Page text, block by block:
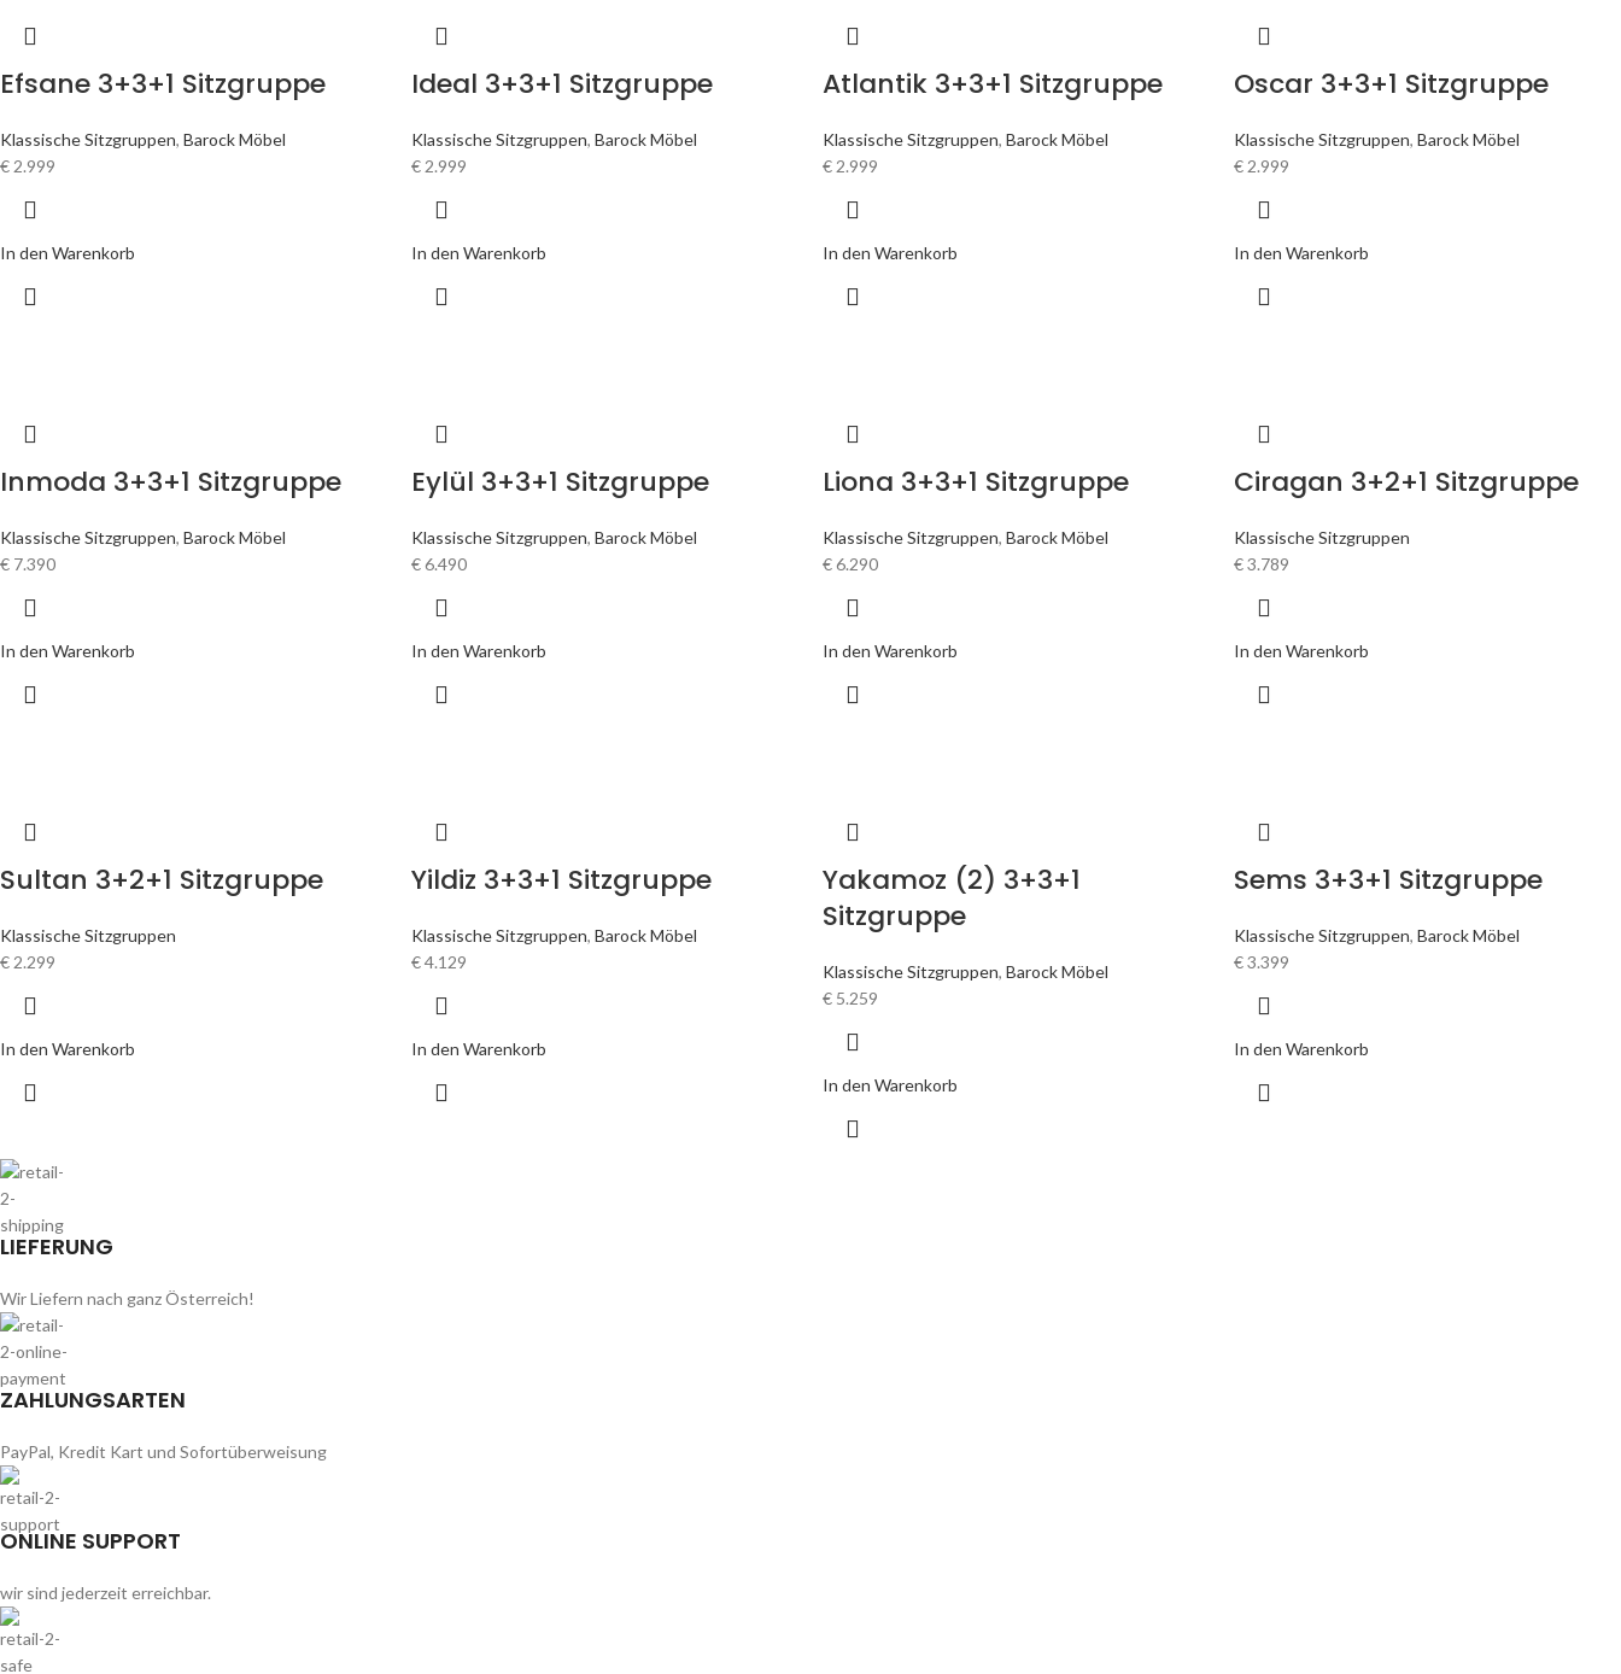
Efsane 3+3+1 Sitzgruppe
Klassische Sitzgruppen, Barock Möbel
€ 2.999
In den Warenkorb
Ideal 3+3+1 Sitzgruppe
Klassische Sitzgruppen, Barock Möbel
€ 2.999
In den Warenkorb
Atlantik 3+3+1 Sitzgruppe
Klassische Sitzgruppen, Barock Möbel
€ 2.999
In den Warenkorb
Oscar 3+3+1 Sitzgruppe
Klassische Sitzgruppen, Barock Möbel
€ 2.999
In den Warenkorb
Inmoda 3+3+1 Sitzgruppe
Klassische Sitzgruppen, Barock Möbel
€ 7.390
In den Warenkorb
Eylül 3+3+1 Sitzgruppe
Klassische Sitzgruppen, Barock Möbel
€6.490
In den Warenkorb
Liona 3+3+1 Sitzgruppe
Klassische Sitzgruppen, Barock Möbel
€6.290
In den Warenkorb
Ciragan 3+2+1 Sitzgruppe
Klassische Sitzgruppen
€3.789
In den Warenkorb
Sultan 3+2+1 Sitzgruppe
Klassische Sitzgruppen
€ 2.299
In den Warenkorb
Yildiz 3+3+1 Sitzgruppe
Klassische Sitzgruppen, Barock Möbel
€4.129
In den Warenkorb
Yakamoz (2) 3+3+1
Sitzgruppe
Klassische Sitzgruppen, Barock Möbel
€ 5.259
In den Warenkorb
Sems 3+3+1 Sitzgruppe
Klassische Sitzgruppen, Barock Möbel
€3.399
In den Warenkorb
LIEFERUNG
Wir Liefern nach ganz Österreich!
ZAHLUNGSARTEN
PayPal, Kredit Kart und Sofortüberweisung
ONLINE SUPPORT
wir sind jederzeit erreichbar.